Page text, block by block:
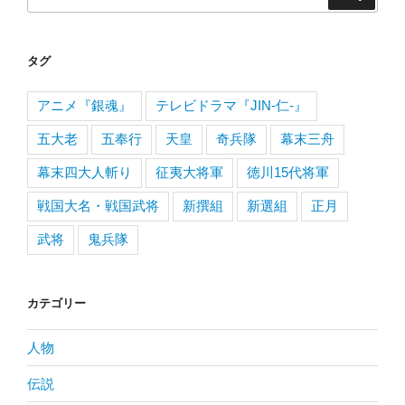
タグ
アニメ『銀魂』 テレビドラマ『JIN-仁-』
五大老 五奉行 天皇 奇兵隊 幕末三舟
幕末四大人斬り 征夷大将軍 徳川15代将軍
戦国大名・戦国武将 新撰組 新選組 正月
武将 鬼兵隊
カテゴリー
人物
伝説